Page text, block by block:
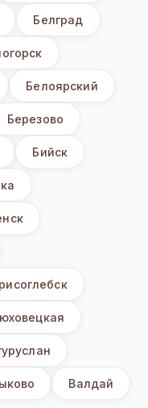
Белград
Белоярский
Березово
Бийск
Валдай